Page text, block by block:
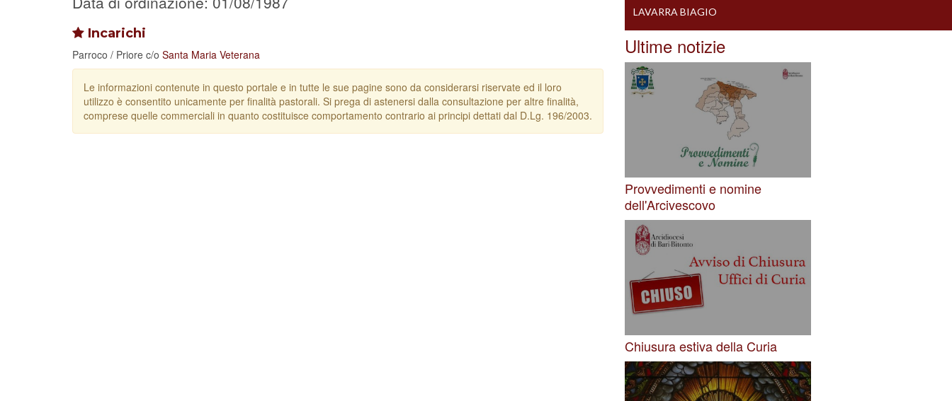
Incarichi
Parroco / Priore c/o Santa Maria Veterana
Le informazioni contenute in questo portale e in tutte le sue pagine sono da considerarsi riservate ed il loro
utilizzo è consentito unicamente per finalità pastorali. Si prega di astenersi dalla consultazione per altre finalità,
comprese quelle commerciali in quanto costituisce comportamento contrario ai principi dettati dal D.Lg. 196/2003.
LAVARRA BIAGIO
Ultime notizie
Provvedimenti e nomine
dell'Arcivescovo
Chiusura estiva della Curia